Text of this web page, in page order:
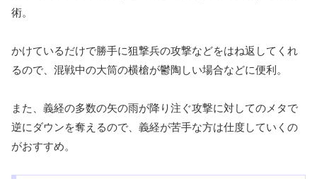
術。
かけているだけで勝手に狙撃兵の攻撃などをはね返してくれ
るので、混戦中の大筒の横槍が鬱陶しい場合などに便利。
また、義経の多数の矢の雨が降り注ぐ攻撃に対してのメタで
逆にダウンを奪えるので、義経が苦手な方は仕度していくの
がおすすめ。